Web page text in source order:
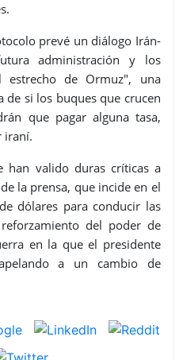
prevé un diálogo Irán-
administración y los
estrecho de Ormuz", una
de si los buques que crucen
que pagar alguna tasa,
iraní.
han valido duras críticas a
la prensa, que incide en el
dólares para conducir las
del poder de
en la que el presidente
a un cambio de